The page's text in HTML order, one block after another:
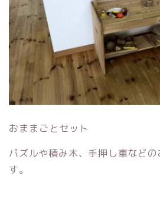
おままごとセット
パズルや積み木、手押し車など
す。